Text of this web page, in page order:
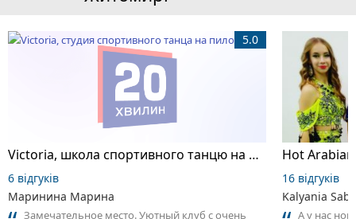
Victoria, школа спортивного танцю на пілоні
5.0
6 відгуків
Маринина Марина
Замечательное место. Уютный клуб с очень
16 відгуків
Kalyania
А у нас